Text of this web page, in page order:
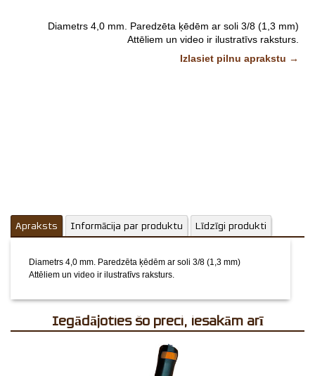
tālr.*
E-pasts*
Diametrs 4,0 mm. Paredzēta ķēdēm ar soli 3/8 (1,3 mm)
Attēliem un video ir ilustratīvs raksturs.
Izlasiet pilnu aprakstu →
Apraksts Informācija par produktu Līdzīgi produkti
Diametrs 4,0 mm. Paredzēta ķēdēm ar soli 3/8 (1,3 mm)
Attēliem un video ir ilustratīvs raksturs.
Iegādājoties šo preci, iesakām arī